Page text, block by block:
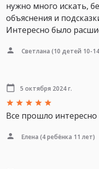
нужно много искать,
объяснения и
Интересно было
Светлана (10 детей 10-
5 октября 2024 г.
Все прошло интересно
Елена (4 ребёнка 11 лет)